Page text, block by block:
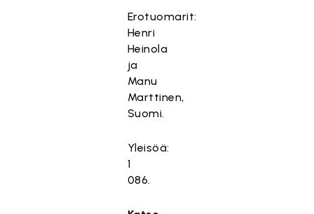
Erotuomarit:
Henri
Heinola
ja
Manu
Marttinen,
Suomi.
Yleisöä:
1
086.
y
k